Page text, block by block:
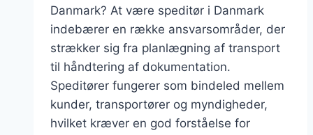
Danmark? At være speditør i Danmark
indebærer en række ansvarsområder, der
strækker sig fra planlægning af transport
til håndtering af dokumentation.
Speditører fungerer som bindeled mellem
kunder, transportører og myndigheder,
hvilket kræver en god forståelse for